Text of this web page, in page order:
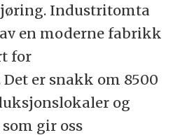
Industritomta
en moderne fabrikk
for
er snakk om 8500
og
gir oss